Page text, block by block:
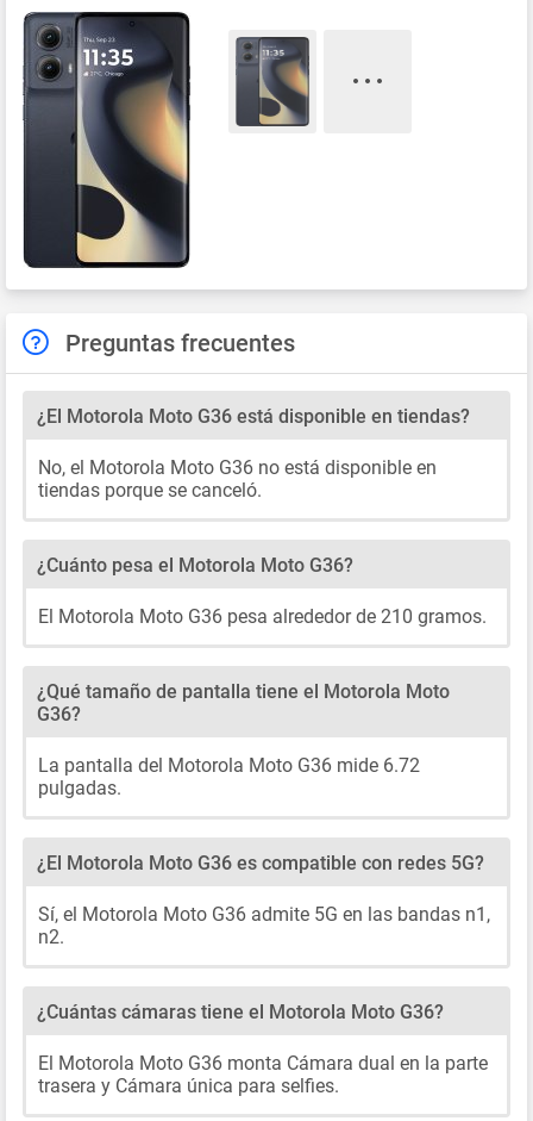
Preguntas frecuentes
¿El Motorola Moto G36 está disponible en tiendas?
No, el Motorola Moto G36 no está disponible en
tiendas porque se canceló.
¿Cuánto pesa el Motorola Moto G36?
El Motorola Moto G36 pesa alrededor de 210 gramos.
¿Qué tamaño de pantalla tiene el Motorola Moto
G36?
La pantalla del Motorola Moto G36 mide 6.72
pulgadas.
¿El Motorola Moto G36 es compatible con redes 5G?
Sí, el Motorola Moto G36 admite 5G en las bandas n1,
n2.
¿Cuántas cámaras tiene el Motorola Moto G36?
El Motorola Moto G36 monta Cámara dual en la parte
trasera y Cámara única para selfies.